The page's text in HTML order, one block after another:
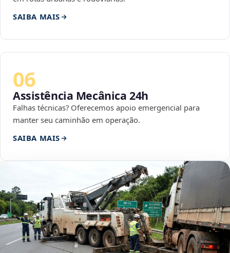
SAIBA MAIS
06
Assistência Mecânica 24h
Falhas técnicas? Oferecemos apoio emergencial para
manter seu caminhão em operação.
SAIBA MAIS